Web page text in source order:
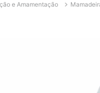
e Amamentação